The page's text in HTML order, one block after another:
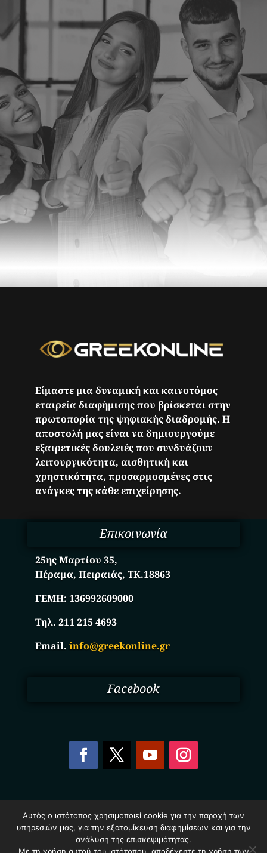
Είμαστε μια δυναμική και καινοτόμος
εταιρεία διαφήμισης που βρίσκεται στην
πρωτοπορία της ψηφιακής διαδρομής. Η
αποστολή μας είναι να δημιουργούμε
εξαιρετικές δουλειές που συνδυάζουν
λειτουργικότητα, αισθητική και
χρηστικότητα, προσαρμοσμένες στις
ανάγκες της κάθε επιχείρησης.
Επικοινωνία
25ης Μαρτίου 35,
Πέραμα, Πειραιάς, ΤΚ.18863
ΓΕΜΗ:136992609000
Τηλ. 211 215 4693
Email.info@greekonline.gr
Facebook
Επιχειρήσεων Ελλάδας – Greekonline.gr. All Rights
Reserved.
Όροι & Προυποθέσεις–Προστασία Προσωπικών
Αυτός ο ιστότοπος χρησιμοποιεί cookie για την παροχή των
υπηρεσιών μας, για την εξατομίκευση διαφημίσεων και για την
ανάλυση της επισκεψιμότητας.